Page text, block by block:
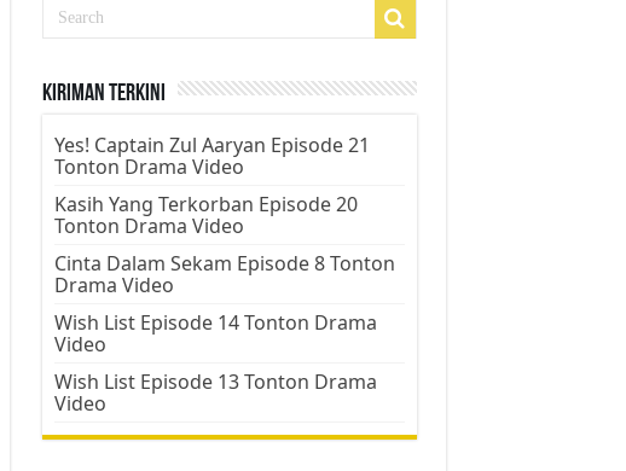
Kiriman Terkini
Yes! Captain Zul Aaryan Episode 21
Tonton Drama Video
Kasih Yang Terkorban Episode 20
Tonton Drama Video
Cinta Dalam Sekam Episode 8 Tonton
Drama Video
Wish List Episode 14 Tonton Drama
Video
Wish List Episode 13 Tonton Drama
Video